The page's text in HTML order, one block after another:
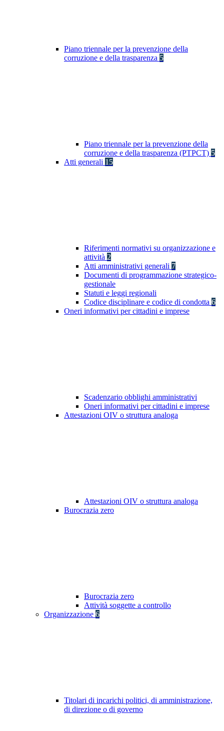
Piano triennale per la prevenzione della
corruzione e della trasparenza 5
Piano triennale per la prevenzione della
corruzione e della trasparenza (PTPCT) 5
Atti generali 15
Riferimenti normativi su organizzazione e
attività 2
Atti amministrativi generali 7
Documenti di programmazione strategico-
gestionale
Statuti e leggi regionali
Codice disciplinare e codice di condotta 6
Oneri informativi per cittadini e imprese
Scadenzario obblighi amministrativi
Oneri informativi per cittadini e imprese
Attestazioni OIV o struttura analoga
Attestazioni OIV o struttura analoga
Burocrazia zero
Burocrazia zero
Attività soggette a controllo
Organizzazione 6
Titolari di incarichi politici, di amministrazione,
di direzione o di governo